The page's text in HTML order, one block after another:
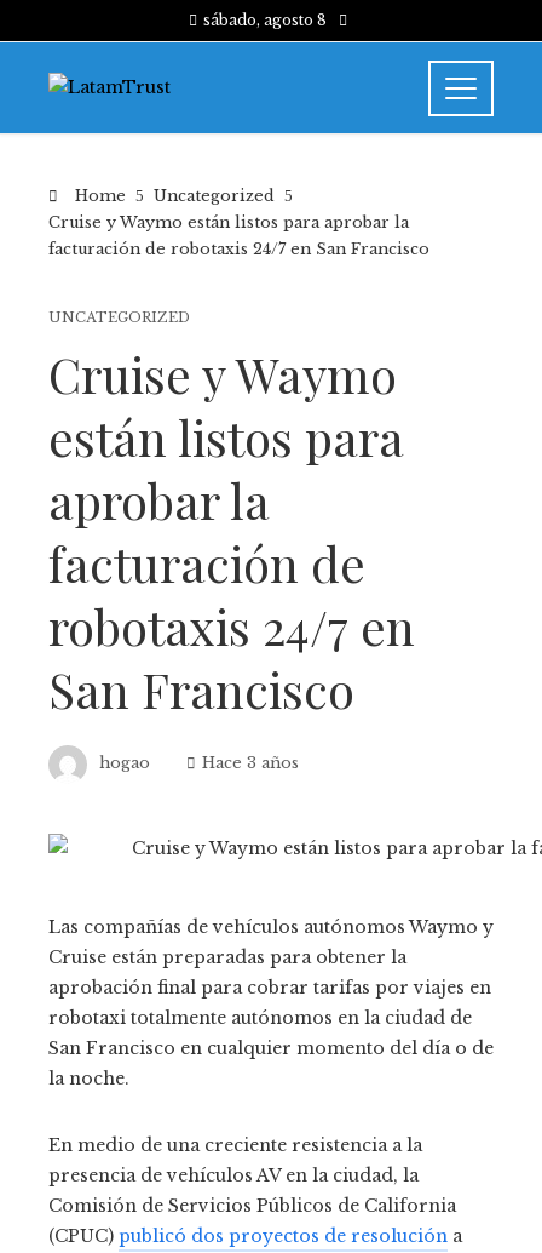
sábado, agosto 8
Home
Uncategorized
Cruise y Waymo están listos para aprobar la
facturación de robotaxis 24/7 en San Francisco
UNCATEGORIZED
Cruise y Waymo
están listos para
aprobar la
facturación de
robotaxis 24/7 en
San Francisco
hogao Hace 3 años
Las compañías de vehículos autónomos Waymo y
Cruise están preparadas para obtener la
aprobación final para cobrar tarifas por viajes en
robotaxi totalmente autónomos en la ciudad de
San Francisco en cualquier momento del día o de
la noche.
En medio de una creciente resistencia a la
presencia de vehículos AV en la ciudad, la
Comisión de Servicios Públicos de California
(CPUC) publicó dos proyectos de resolución a